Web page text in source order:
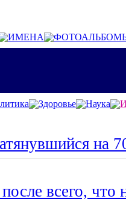
ИМЕНА
Здоровье Наука
на
всего, что